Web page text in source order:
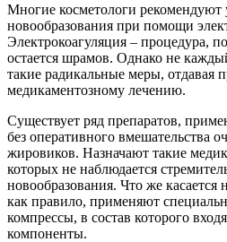
Многие косметологи рекомендуют
новообразования при помощи
Электрокоагуляция – процедура,
остается шрамов. Однако не
такие радикальные меры, отдавая
медикаментозному лечению.
Существует ряд препаратов,
без оперативного вмешательства
жировиков. Назначают такие
которых не наблюдается
новообразования. Что же
как правило, применяют
компрессы, в состав которого
компоненты.